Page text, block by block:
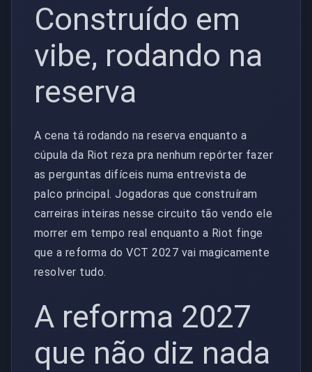
Construído em
vibe, rodando na
reserva
A cena tá rodando na reserva enquanto a
cúpula da Riot reza pra nenhum repórter fazer
as perguntas difíceis numa entrevista de
palco principal. Jogadoras que construíram
carreiras inteiras nesse circuito tão vendo ele
morrer em tempo real enquanto a Riot finge
que a reforma do VCT 2027 vai magicamente
resolver tudo.
A reforma 2027
que não diz nada